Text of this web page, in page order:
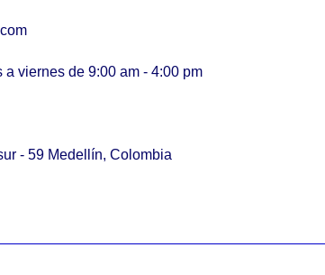
a viernes de 9:00 am - 4:00 pm
- 59 Medellín, Colombia